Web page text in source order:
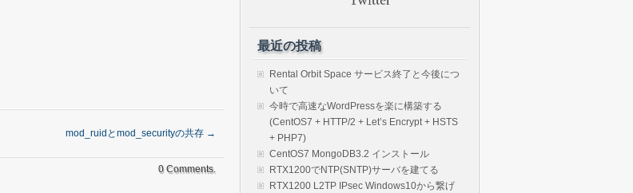
mod_ruidとmod_securityの共存 →
0 Comments.
最近の投稿
Rental Orbit Space サービス終了と今後につ
いて
今時で高速なWordPressを楽に構築する
(CentOS7 + HTTP/2 + Let’s Encrypt + HSTS
+ PHP7)
CentOS7 MongoDB3.2 インストール
RTX1200でNTP(SNTP)サーバを建てる
RTX1200 L2TP IPsec Windows10から繋げ